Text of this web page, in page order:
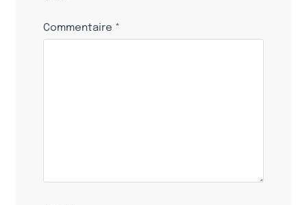
Commentaire *